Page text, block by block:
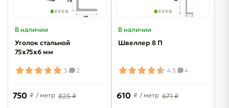
В наличии
Уголок стальной
75х75х6 мм
5 2
750 ₽ / метр 825 ₽
В наличии
Швеллер 8 П
4.5 4
610 ₽ / метр 671 ₽